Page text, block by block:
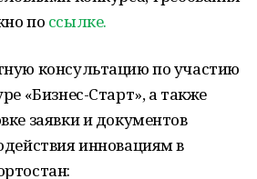
по ссылке.
консультацию по участию
«Бизнес-Старт», а также
заявки и документов
инновациям в